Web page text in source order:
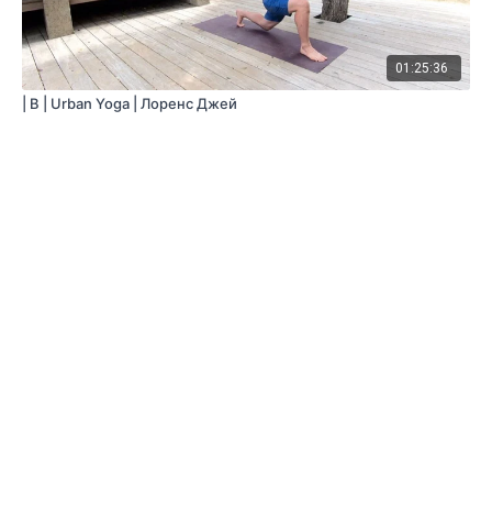
01:25:36
| B | Urban Yoga | Лоренс Джей